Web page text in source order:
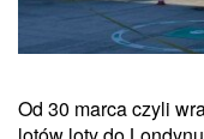
Od 30 marca czyli